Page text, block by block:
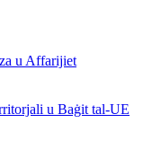
u Affarijiet
u Baġit tal-UE